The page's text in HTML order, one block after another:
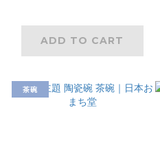
ADD TO CART
茶碗